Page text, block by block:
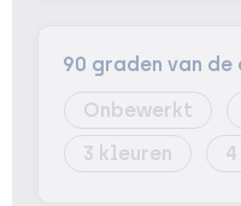
90 graden van de
Onbewerkt
3
4